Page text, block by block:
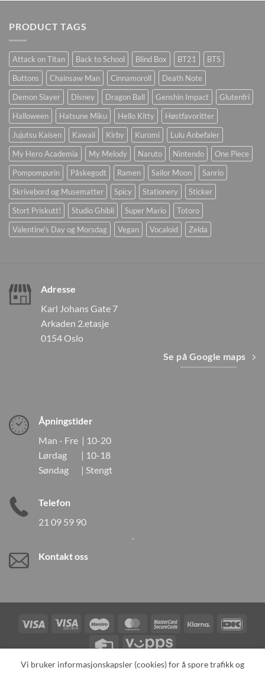
PRODUCT TAGS
Attack on Titan Back to School Blind Box BT21
BTS
Buttons
Chainsaw Man Cinnamoroll
Death Note
Demon Slayer
Disney Dragon Ball Genshin Impact
Glutenfri
Halloween
Hatsune Miku Hello Kitty
Høstfavoritter
Jujutsu Kaisen
Kawaii Kirby Kuromi
Lulu Anbefaler
My Hero Academia
My Melody Naruto Nintendo
One Piece
Pompompurin
Påskegodt Ramen Sailor Moon
Sanrio
Skrivebord og Musematter
Spicy Stationery
Sticker
Stort Priskutt!
Studio Ghibli Super Mario
Totoro
Valentine's Day og Morsdag
Vegan Vocaloid Zelda
Adresse
Karl Johans Gate 7
Arkaden 2.etasje
0154 Oslo
Se på Google maps
Åpningstider
Man - Fre | 10-20
Lørdag | 10-18
Søndag | Stengt
Telefon
21 09 59 90
Kontakt oss
Visa
Visa
Electron
Maestro MasterCardMasterCardKlarna
Credit
Vipps
Vi bruker informasjonskapsler (cookies) for å spore trafikk og